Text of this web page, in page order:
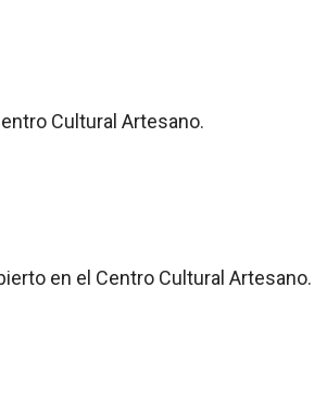
Cultural Artesano.
en el Centro Cultural Artesano.